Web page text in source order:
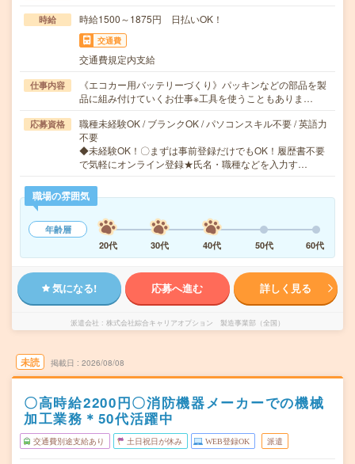
時給 時給1500～1875円 日払いOK！
交通費
交通費規定内支給
仕事内容
《エコカー用バッテリーづくり》パッキンなどの部品を製
品に組み付けていくお仕事※工具を使うこともありま…
応募資格
職種未経験OK / ブランクOK / パソコンスキル不要 / 英語力
不要
◆未経験OK！〇まずは事前登録だけでもOK！履歴書不要
で気軽にオンライン登録★氏名・職種などを入力す…
職場の雰囲気
年齢層
20代
30代 40代 50代 60代
気になる! 応募へ進む 詳しく見る
派遣会社 株式会社綜合キャリアオプション 製造事業部（全国）
未読 掲載日 2026/08/08
〇高時給2200円〇消防機器メーカーでの機械
加工業務＊50代活躍中
交通費別途支給あり 土日祝日が休み WEB登録OK 派遣